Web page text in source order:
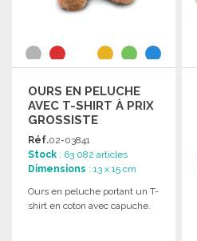
OURS EN PELUCHE
AVEC T-SHIRT À PRIX
GROSSISTE
Réf.02-03841
Stock : 63 082 articles
Dimensions : 13 x 15 cm
Ours en peluche portant un T-
shirt en coton avec capuche.